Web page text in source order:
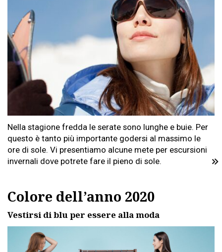
Nella stagione fredda le serate sono lunghe e buie. Per
questo è tanto più importante godersi al massimo le
ore di sole. Vi presentiamo alcune mete per escursioni
invernali dove potrete fare il pieno di sole.
Colore dell’anno 2020
Vestirsi di blu per essere alla moda